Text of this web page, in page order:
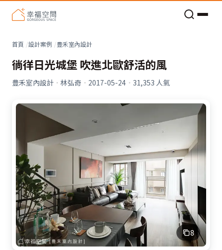
首頁 設計案例 豊禾室內設計
徜徉日光城堡 吹進北歐舒活的風
豊禾室內設計 · 林弘奇 · 2017-05-24 · 31,353 人氣
8